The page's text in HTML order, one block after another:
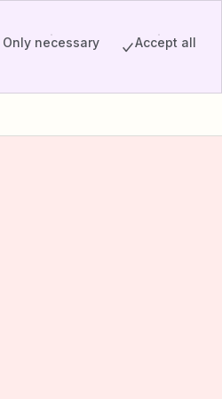
Only necessary Accept all